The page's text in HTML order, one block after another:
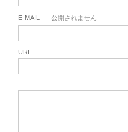
E-MAIL - 公開されません -
URL